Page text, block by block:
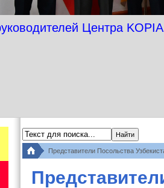
Центра KOPIA
Представители Посольства